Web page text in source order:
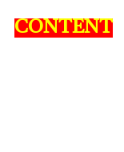
CONTENT